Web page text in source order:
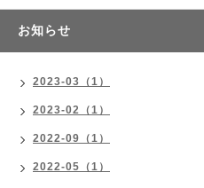
お知らせ
2023-03（1）
2023-02（1）
2022-09（1）
2022-05（1）